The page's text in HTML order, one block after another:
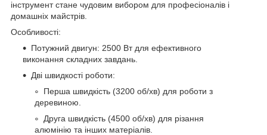
інструмент стане чудовим вибором для професіоналів і
домашніх майстрів.
Особливості:
Потужний двигун: 2500 Вт для ефективного
виконання складних завдань.
Дві швидкості роботи:
Перша швидкість (3200 об/хв) для роботи з
деревиною.
Друга швидкість (4500 об/хв) для різання
алюмінію та інших матеріалів.